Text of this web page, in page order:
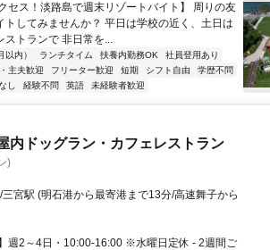
セス！淡路島で週末リゾートバイト】 周りの友
してみませんか？ 平日は学校の近く、土日は
ストランで 非日常を...
以内） ランチタイム 扶養内勤務OK
社員登用あり
主夫歓迎 フリーター歓迎 短期 シフト自由
学歴不問
し 経験不問 英語 未経験者歓迎
内ドッグラン・カフェレストラン
)
宮駅 (明石港から最寄港まで13分/高速舞子から
週2～4日・10:00-16:00 ※水曜日定休 - 2週間ご